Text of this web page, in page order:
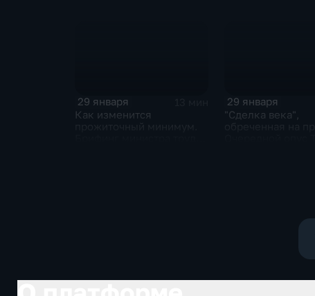
29 января
Как изменится
29 января
"Сделка века",